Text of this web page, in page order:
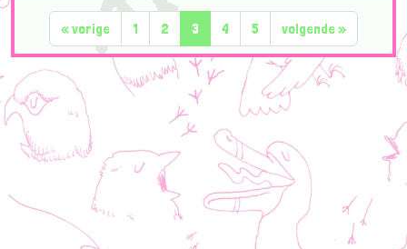
«vorige 1 2 3 4 5 volgende»